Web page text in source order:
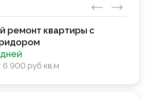
ремонт квартиры с
6 900 руб кв.м